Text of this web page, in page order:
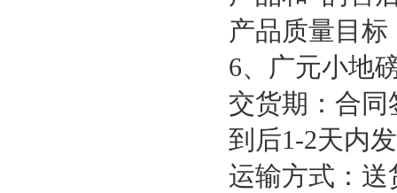
产品质量目
6、广元小地
交货期：合
到后1-2天内
运输方式：